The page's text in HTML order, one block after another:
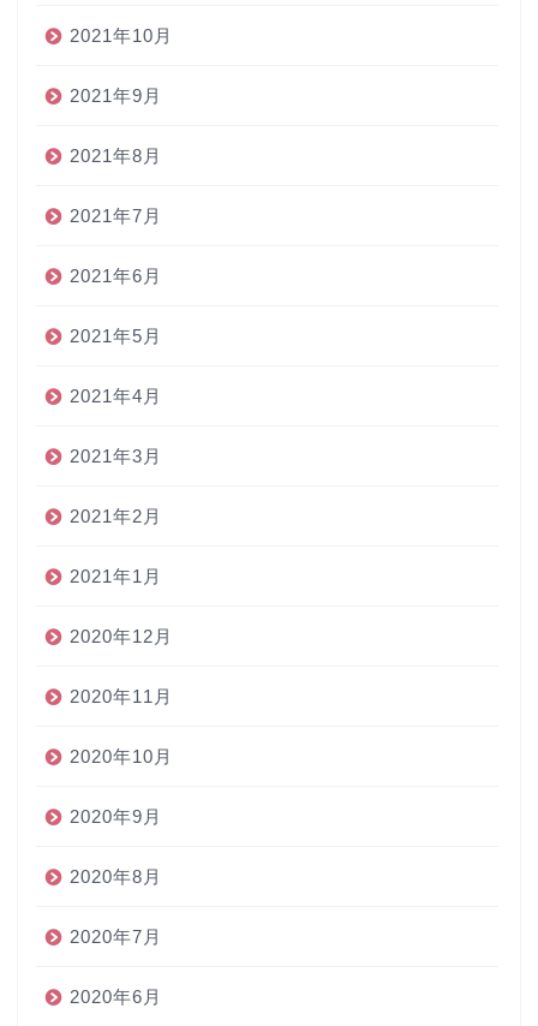
2021年10月
2021年9月
2021年8月
2021年7月
2021年6月
2021年5月
2021年4月
2021年3月
2021年2月
2021年1月
2020年12月
2020年11月
2020年10月
2020年9月
2020年8月
2020年7月
2020年6月